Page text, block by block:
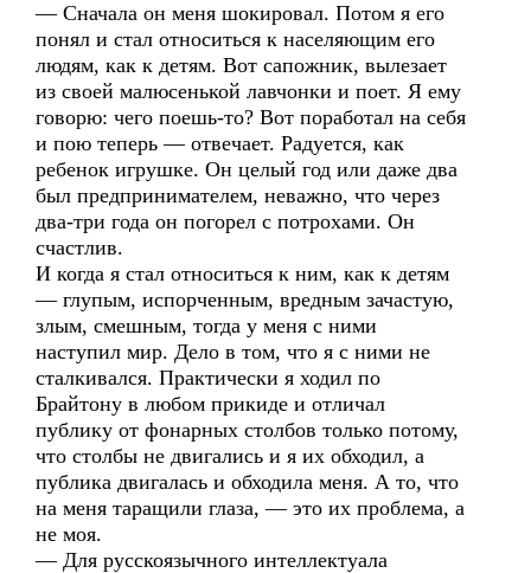
— Сначала он меня шокировал. Потом я его
понял и стал относиться к населяющим его
людям, как к детям. Вот сапожник, вылезает
из своей малюсенькой лавчонки и поет. Я ему
говорю: чего поешь-то? Вот поработал на себя
и пою теперь — отвечает. Радуется, как
ребенок игрушке. Он целый год или даже два
был предпринимателем, неважно, что через
два-три года он погорел с потрохами. Он
счастлив.
И когда я стал относиться к ним, как к детям
— глупым, испорченным, вредным зачастую,
злым, смешным, тогда у меня с ними
наступил мир. Дело в том, что я с ними не
сталкивался. Практически я ходил по
Брайтону в любом прикиде и отличал
публику от фонарных столбов только потому,
что столбы не двигались и я их обходил, а
публика двигалась и обходила меня. А то, что
на меня таращили глаза, — это их проблема, а
не моя.
— Для русскоязычного интеллектуала